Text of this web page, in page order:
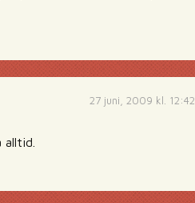
27 juni, 2009 kl. 12:42